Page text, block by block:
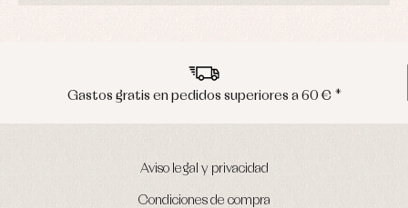
Envíos en península en 24/48
Aviso legal y privacidad
Condiciones de compra